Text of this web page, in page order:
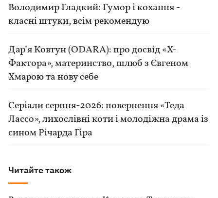
Володимир Гладкий: Гумор і кохання -
класні штуки, всім рекомендую
Дар’я Ковтун (ODARA): про досвід «Х-
Фактора», материнство, шлюб з Євгеном
Хмарою та нову себе
Серіали серпня-2026: повернення «Теда
Лассо», лихослівні коти і молодіжна драма із
сином Річарда Гіра
Читайте також